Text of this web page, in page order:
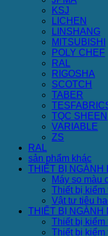
KSJ
LICHEN
LINSHANG
MITSUBISHI
POLY CHEF
RAL
RIGOSHA
SCOTCH
TABER
TQC SHEEN
VARIABLE
ZS
RAL
sản phẩm khác
THIẾT BỊ NGÀNH
Máy so màu
Thiết bị kiểm
Vật tư tiêu
THIẾT BỊ NGÀNH
Thiết bị kiểm
Thiết bị kiểm